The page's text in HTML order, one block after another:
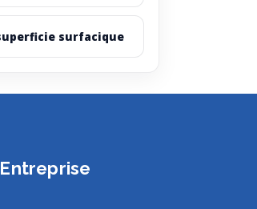
surfacique
Entreprise